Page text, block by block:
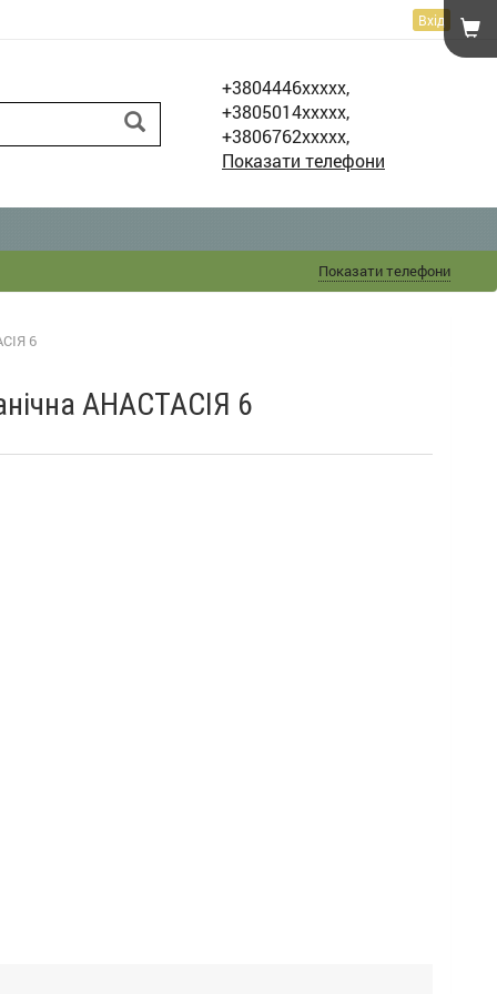
Вхід
+3804446xxxxx,
+3805014xxxxx,
+3806762xxxxx,
Показати телефони
Показати телефони
6
АНАСТАСІЯ 6